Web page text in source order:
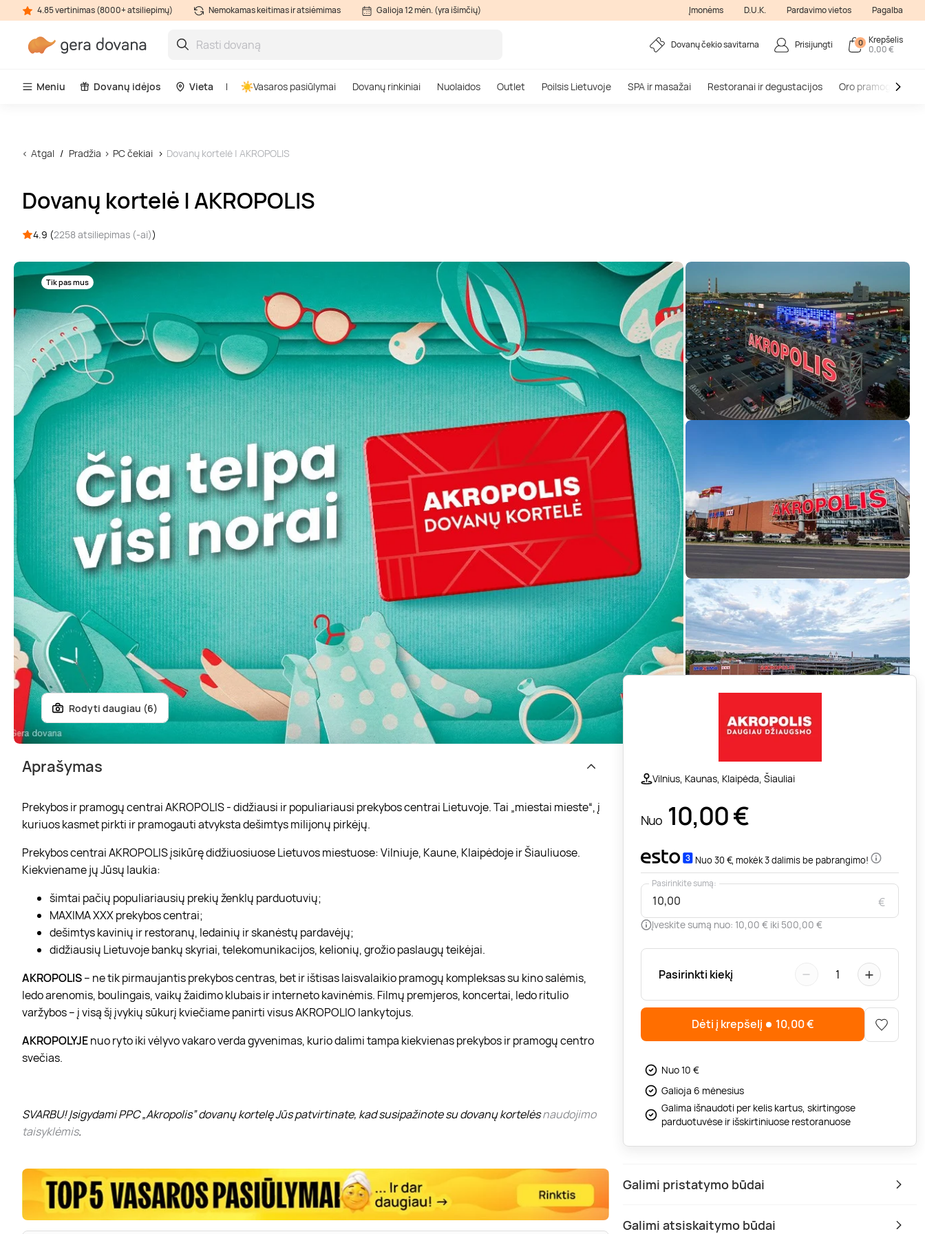
4.85 vertinimas (8000+ atsiliepimų) Nemokamas keitimas ir atsiėmimas Galioja 12 mėn. (yra išimčių) Įmonėms D.U.K. Pardavimo vietos Pagalba
Dovanų čekio savitarna Prisijungti 0 Krepšelis
0,00 €
Meniu Dovanų idėjos Vieta Vasaros pasiūlymai Dovanų rinkiniai Nuolaidos Outlet Poilsis Lietuvoje SPA ir masažai Restoranai ir degustacijos Oro pramogos
Atgal Pradžia PC čekiai Dovanų kortelė | AKROPOLIS
Dovanų kortelė | AKROPOLIS
4.9 (2258 atsiliepimas (-ai))
Tik pas mus
Rodyti daugiau (6)
Vilnius, Kaunas, Klaipėda, Šiauliai
Nuo 10,00€
Nuo 30 €, mokėk 3 dalimis be pabrangimo!
€
Pasirinkite sumą:
Įveskite sumą nuo: 10,00 € iki 500,00 €
Pasirinkti kiekį − 1 +
Dėti į krepšelį 10,00€
Nuo 10 €
Galioja 6 mėnesius
Galima išnaudoti per kelis kartus, skirtingose
parduotuvėse ir išskirtiniuose restoranuose
Galimi pristatymo būdai
Galimi atsiskaitymo būdai
Aprašymas
Prekybos ir pramogų centrai AKROPOLIS - didžiausi ir populiariausi prekybos centrai Lietuvoje. Tai „miestai mieste“, į
kuriuos kasmet pirkti ir pramogauti atvyksta dešimtys milijonų pirkėjų.
Prekybos centrai AKROPOLIS įsikūrę didžiuosiuose Lietuvos miestuose: Vilniuje, Kaune, Klaipėdoje ir Šiauliuose.
Kiekviename jų Jūsų laukia:
šimtai pačių populiariausių prekių ženklų parduotuvių;
MAXIMA XXX prekybos centrai;
dešimtys kavinių ir restoranų, ledainių ir skanėstų pardavėjų;
didžiausių Lietuvoje bankų skyriai, telekomunikacijos, kelionių, grožio paslaugų teikėjai.
AKROPOLIS– ne tik pirmaujantis prekybos centras, bet ir ištisas laisvalaikio pramogų kompleksas su kino salėmis,
ledo arenomis, boulingais, vaikų žaidimo klubais ir interneto kavinėmis. Filmų premjeros, koncertai, ledo ritulio
varžybos – į visą šį įvykių sūkurį kviečiame panirti visus AKROPOLIO lankytojus.
AKROPOLYJEnuo ryto iki vėlyvo vakaro verda gyvenimas, kurio dalimi tampa kiekvienas prekybos ir pramogų centro
svečias.
SVARBU! Įsigydami PPC „Akropolis” dovanų kortelę Jūs patvirtinate, kad susipažinote su dovanų kortelėsnaudojimo
taisyklėmis.